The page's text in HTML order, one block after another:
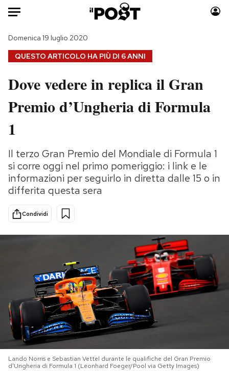
HOME
Italia
Politica
Scienza
Cultura
Economia
Sport
Moda
Consumismi
Media
Europa
NEWSLETTER
I MIEI PREFERITI
SHOP
QUESTO ARTICOLO HA PIÙ DI 6 ANNI
Domenica 19 luglio 2020
Dove vedere in replica il Gran
Premio d’Ungheria di Formula
1
Il terzo Gran Premio del Mondiale di Formula 1
si corre oggi nel primo pomeriggio: i link e le
informazioni per seguirlo in diretta dalle 15 o in
differita questa sera
Condividi
Lando Norris e Sebastian Vettel durante le qualifiche del Gran Premio
d'Ungheria di Formula 1 (Leonhard Foeger/Pool via Getty Images)